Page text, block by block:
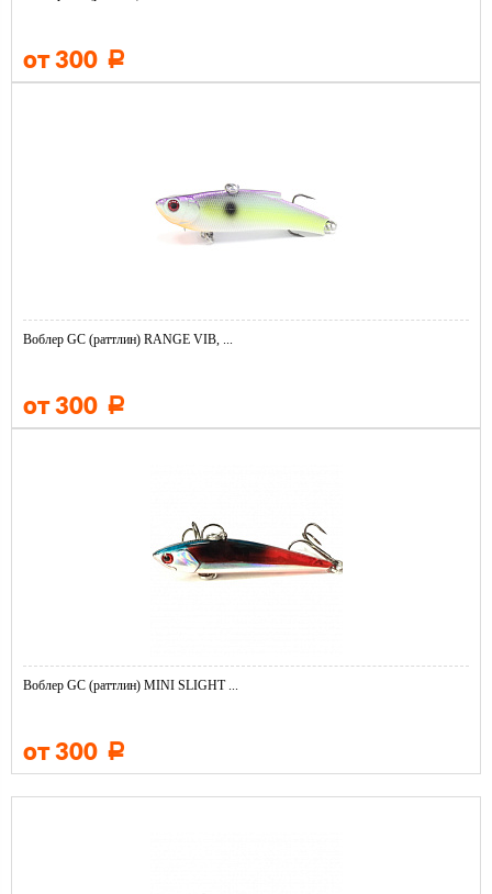
от 300 Р
Воблер GC (раттлин) RANGE VIB, ...
от 300 Р
Воблер GC (раттлин) MINI SLIGHT ...
от 300 Р